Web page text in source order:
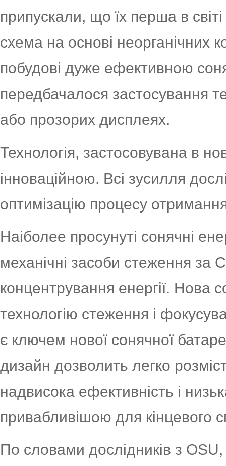
припускали, що їх перша в
схема на основі неорганічних
побудові дуже ефективною
передбачалося застосування
або прозорих дисплеях.
Технологія, застосовувана в
інноваційною. Всі зусилля
оптимізацію процесу
Наіболее просунуті сонячні
механічні засоби стеження за
концентрування енергії. Нова
технологію стеження і
є ключем нової сонячної
дизайн дозволить легко
надвисока ефективність і
привабливішою для кінцевого
По словами дослідників з